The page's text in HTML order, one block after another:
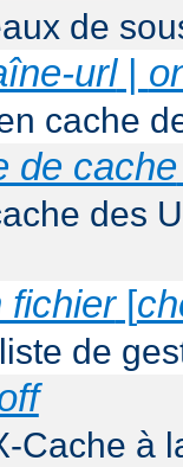
de
url|
cache
de cache
des
fichier[
de
Cache à